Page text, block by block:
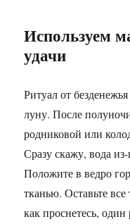
Используем
удачи
Ритуал от
луну. После
родниковой или
Сразу скажу, вода
Положите в ведро
тканью. Оставьте
как проснетесь,